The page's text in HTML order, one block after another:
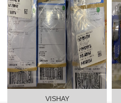
VISHAY